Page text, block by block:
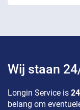
Wij staan
Longin Service is
belang om